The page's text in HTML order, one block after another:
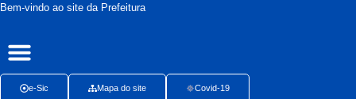
Bem-vindo ao site da Prefeitura
e-Sic Mapa do site Covid-19